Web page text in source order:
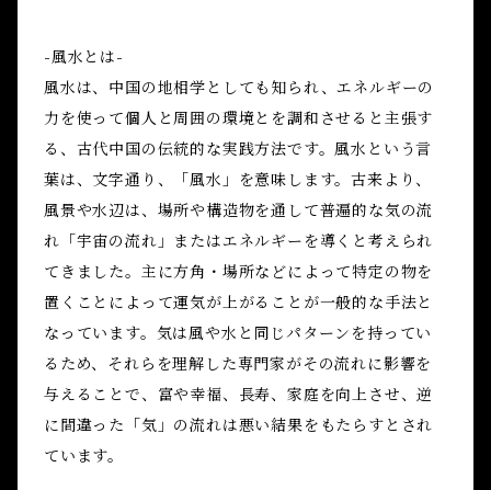
-風水とは-
風水は、中国の地相学としても知られ、エネルギーの
力を使って個人と周囲の環境とを調和させると主張す
る、古代中国の伝統的な実践方法です。風水という言
葉は、文字通り、「風水」を意味します。古来より、
風景や水辺は、場所や構造物を通して普遍的な気の流
れ「宇宙の流れ」またはエネルギーを導くと考えられ
てきました。主に方角・場所などによって特定の物を
置くことによって運気が上がることが一般的な手法と
なっています。気は風や水と同じパターンを持ってい
るため、それらを理解した専門家がその流れに影響を
与えることで、富や幸福、長寿、家庭を向上させ、逆
に間違った「気」の流れは悪い結果をもたらすとされ
ています。